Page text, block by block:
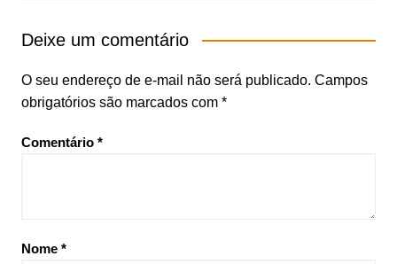
Deixe um comentário
O seu endereço de e-mail não será publicado. Campos
obrigatórios são marcados com *
Comentário *
Nome *